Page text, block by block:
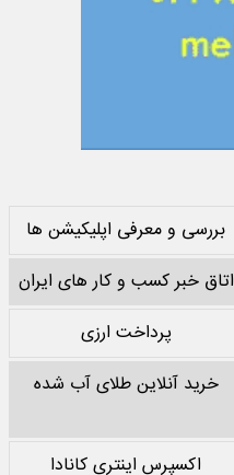
بررسی و معرفی اپلیکیشن ها
اتاق خبر کسب و کار های ایران
پرداخت ارزی
خرید آنلاین طلای آب شده
اکسپرس اینتری کانادا